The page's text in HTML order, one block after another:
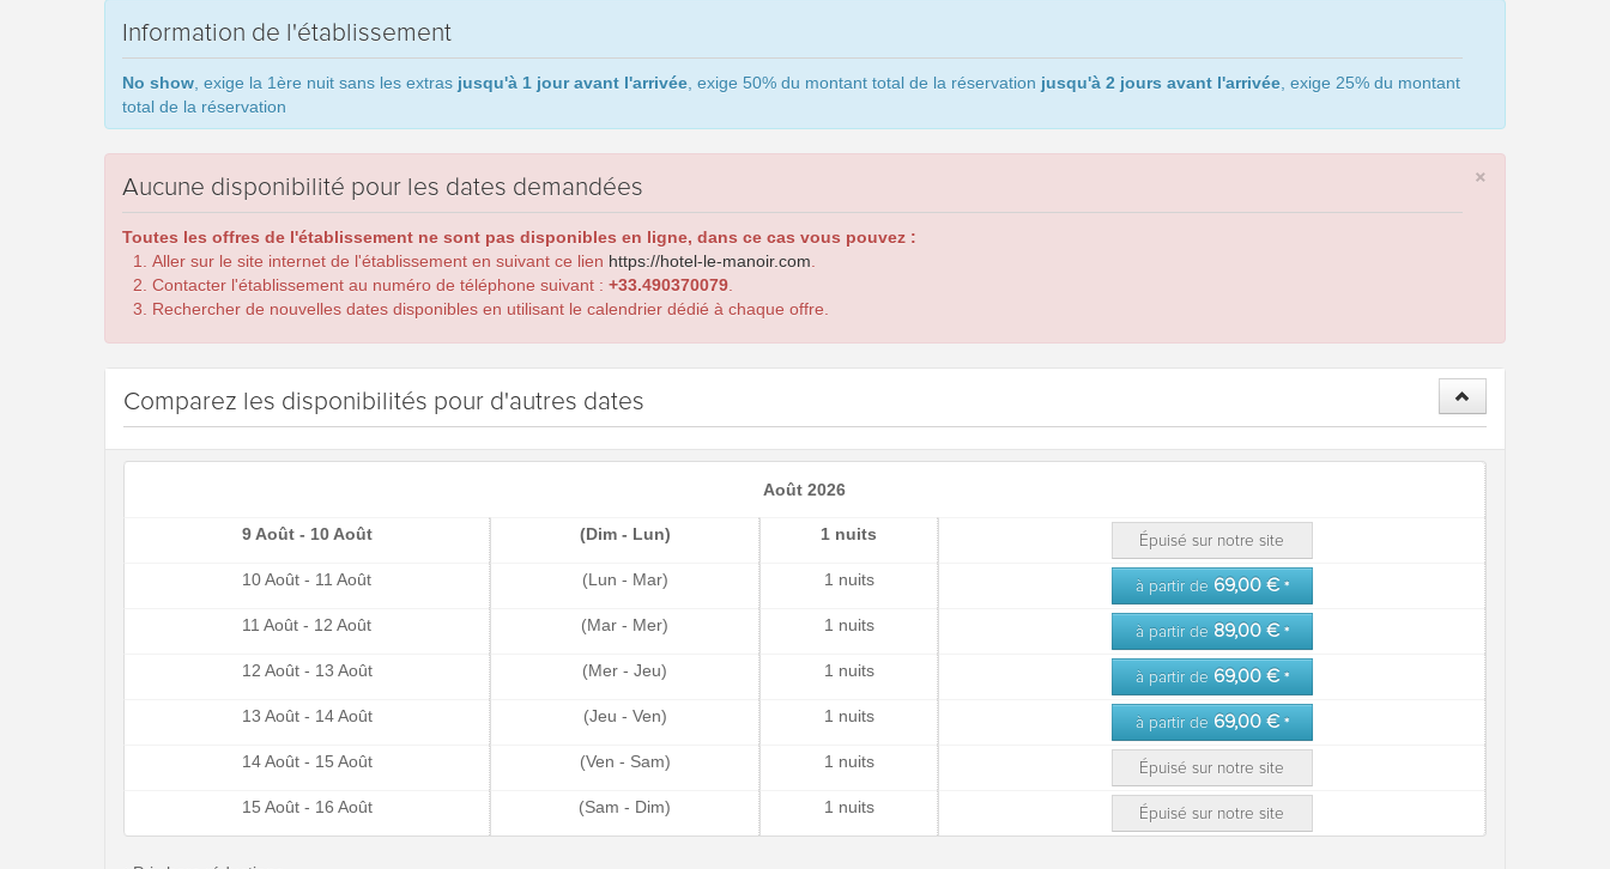
Information de l'établissement
No show , exige la 1ère nuit sans les extras jusqu'à 1 jour avant l'arrivée , exige 50% du montant total de la réservation jusqu'à 2 jours avant l'arrivée , exige 25% du montant
total de la réservation
×
Aucune disponibilité pour les dates demandées
Toutes les offres de l'établissement ne sont pas disponibles en ligne, dans ce cas vous pouvez :
Aller sur le site internet de l'établissement en suivant ce lien https://hotel-le-manoir.com
Contacter l'établissement au numéro de téléphone suivant : +33.490370079
Rechercher de nouvelles dates disponibles en utilisant le calendrier dédié à chaque offre.
Comparez les disponibilités pour d'autres dates
Août 2026
9 Août - 10 Août (Dim - Lun) 1 nuits Épuisé sur notre site
10 Août - 11 Août (Lun - Mar) 1 nuits à partir de 69,00 € *
11 Août - 12 Août (Mar - Mer) 1 nuits à partir de 89,00 € *
12 Août - 13 Août (Mer - Jeu) 1 nuits à partir de 69,00 € *
13 Août - 14 Août (Jeu - Ven) 1 nuits à partir de 69,00 € *
14 Août - 15 Août (Ven - Sam) 1 nuits Épuisé sur notre site
15 Août - 16 Août (Sam - Dim) 1 nuits Épuisé sur notre site